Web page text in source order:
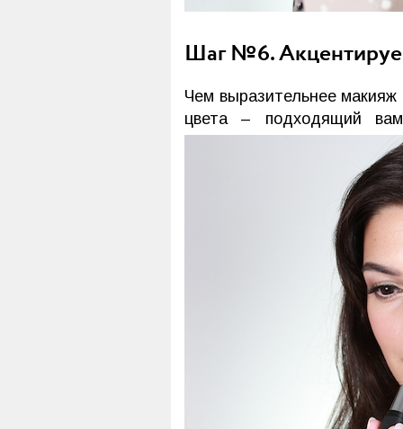
Шаг №6.
Чем выразительнее
цвета – подходящий